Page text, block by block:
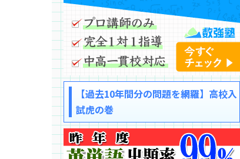
【過去10年間分の問題を網羅】高校入
試虎の巻